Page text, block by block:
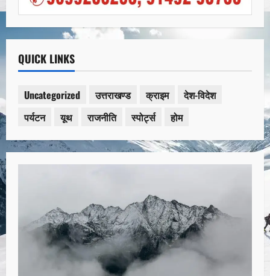
QUICK LINKS
Uncategorized उत्तराखण्ड क्राइम
देश-विदेश
पर्यटन
यूथ राजनीति स्पोर्ट्स होम